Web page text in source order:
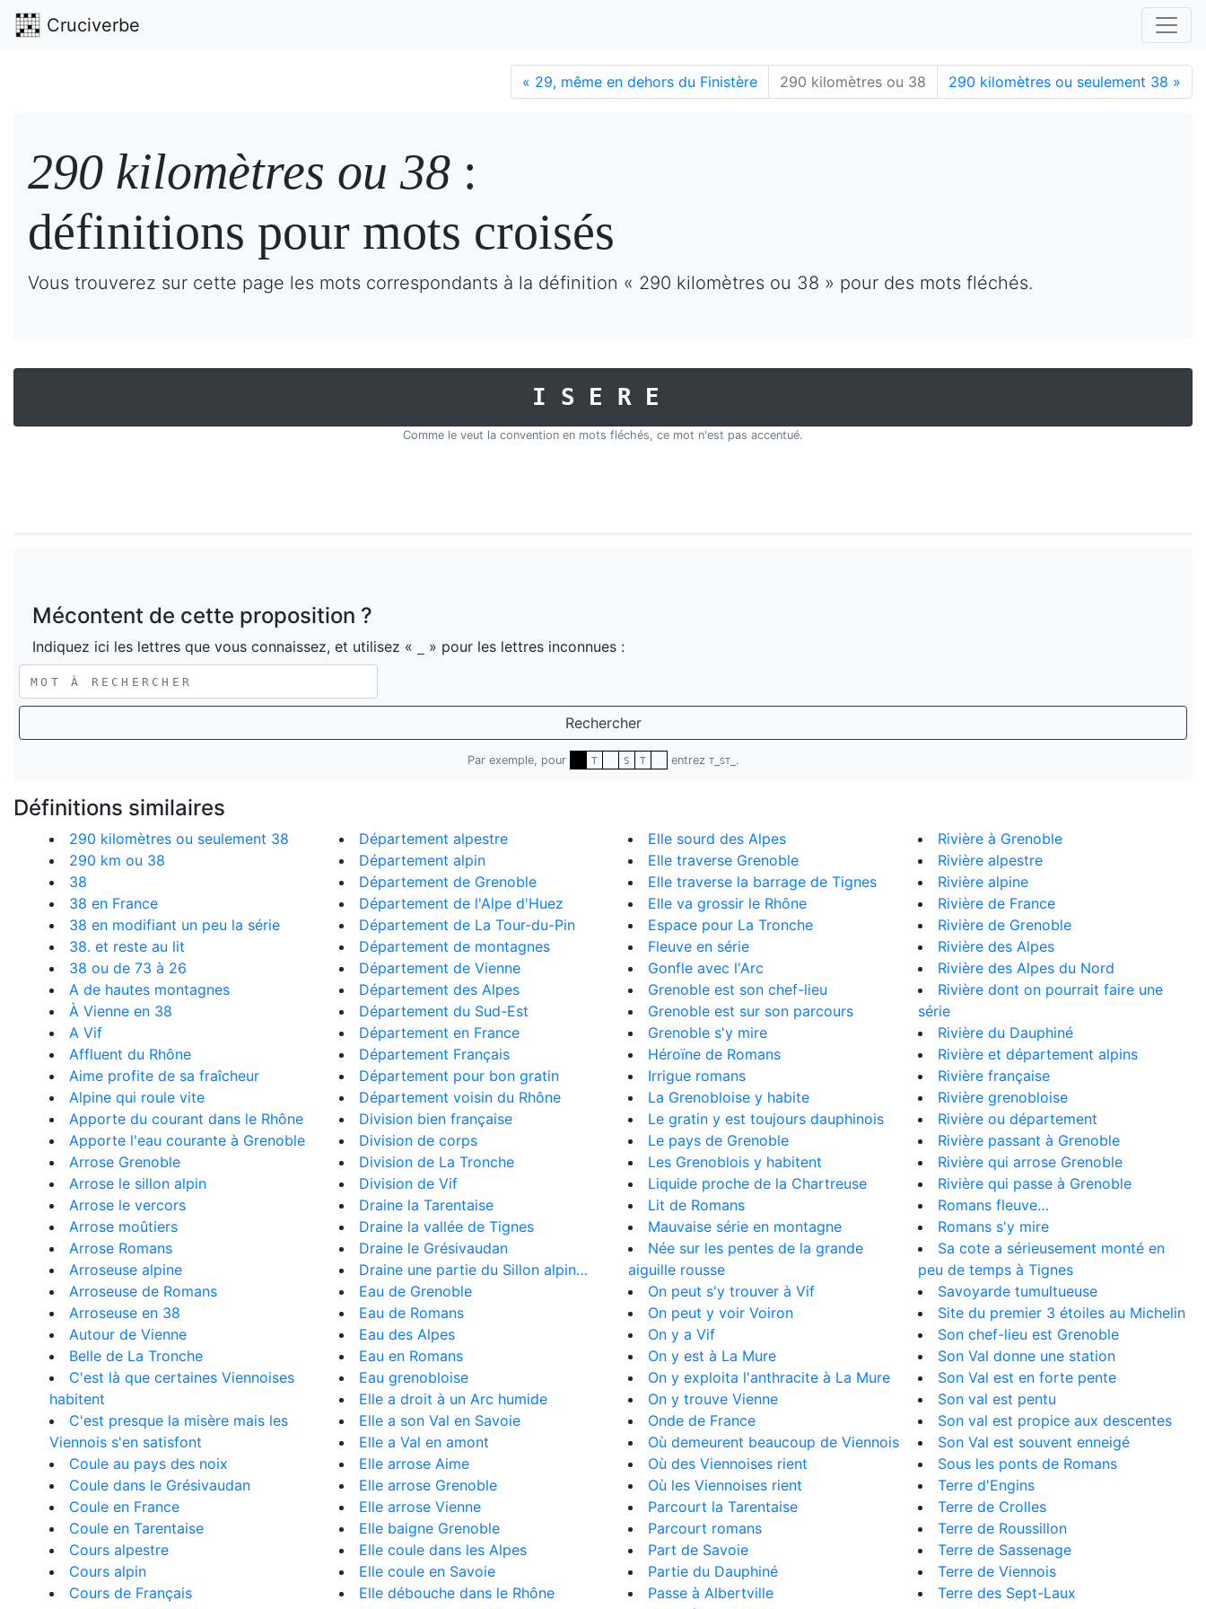
Cruciverbe
« 29, même en dehors du Finistère 290 kilomètres ou 38 290 kilomètres ou seulement 38 »
290 kilomètres ou 38 :
définitions pour mots croisés
Vous trouverez sur cette page les mots correspondants à la définition « 290 kilomètres ou 38 » pour des mots fléchés.
ISERE
Comme le veut la convention en mots fléchés, ce mot n'est pas accentué.
Mécontent de cette proposition ?
Indiquez ici les lettres que vous connaissez, et utilisez « » pour les lettres inconnues :
Rechercher
Par exemple, pour T S T entrez T_ST_ .
Définitions similaires
290 kilomètres ou seulement 38
290 km ou 38
38
38 en France
38 en modifiant un peu la série
38. et reste au lit
38 ou de 73 à 26
A de hautes montagnes
À Vienne en 38
A Vif
Affluent du Rhône
Aime profite de sa fraîcheur
Alpine qui roule vite
Apporte du courant dans le Rhône
Apporte l'eau courante à Grenoble
Arrose Grenoble
Arrose le sillon alpin
Arrose le vercors
Arrose moûtiers
Arrose Romans
Arroseuse alpine
Arroseuse de Romans
Arroseuse en 38
Autour de Vienne
Belle de La Tronche
C'est là que certaines Viennoises
habitent
C'est presque la misère mais les
Viennois s'en satisfont
Coule au pays des noix
Coule dans le Grésivaudan
Coule en France
Coule en Tarentaise
Cours alpestre
Cours alpin
Cours de Français
Département alpestre
Département alpin
Département de Grenoble
Département de l'Alpe d'Huez
Département de La Tour-du-Pin
Département de montagnes
Département de Vienne
Département des Alpes
Département du Sud-Est
Département en France
Département Français
Département pour bon gratin
Département voisin du Rhône
Division bien française
Division de corps
Division de La Tronche
Division de Vif
Draine la Tarentaise
Draine la vallée de Tignes
Draine le Grésivaudan
Draine une partie du Sillon alpin…
Eau de Grenoble
Eau de Romans
Eau des Alpes
Eau en Romans
Eau grenobloise
Elle a droit à un Arc humide
Elle a son Val en Savoie
Elle a Val en amont
Elle arrose Aime
Elle arrose Grenoble
Elle arrose Vienne
Elle baigne Grenoble
Elle coule dans les Alpes
Elle coule en Savoie
Elle débouche dans le Rhône
Elle sourd des Alpes
Elle traverse Grenoble
Elle traverse la barrage de Tignes
Elle va grossir le Rhône
Espace pour La Tronche
Fleuve en série
Gonfle avec l'Arc
Grenoble est son chef-lieu
Grenoble est sur son parcours
Grenoble s'y mire
Héroïne de Romans
Irrigue romans
La Grenobloise y habite
Le gratin y est toujours dauphinois
Le pays de Grenoble
Les Grenoblois y habitent
Liquide proche de la Chartreuse
Lit de Romans
Mauvaise série en montagne
Née sur les pentes de la grande
aiguille rousse
On peut s'y trouver à Vif
On peut y voir Voiron
On y a Vif
On y est à La Mure
On y exploita l'anthracite à La Mure
On y trouve Vienne
Onde de France
Où demeurent beaucoup de Viennois
Où des Viennoises rient
Où les Viennoises rient
Parcourt la Tarentaise
Parcourt romans
Part de Savoie
Partie du Dauphiné
Passe à Albertville
Rivière à Grenoble
Rivière alpestre
Rivière alpine
Rivière de France
Rivière de Grenoble
Rivière des Alpes
Rivière des Alpes du Nord
Rivière dont on pourrait faire une
série
Rivière du Dauphiné
Rivière et département alpins
Rivière française
Rivière grenobloise
Rivière ou département
Rivière passant à Grenoble
Rivière qui arrose Grenoble
Rivière qui passe à Grenoble
Romans fleuve…
Romans s'y mire
Sa cote a sérieusement monté en
peu de temps à Tignes
Savoyarde tumultueuse
Site du premier 3 étoiles au Michelin
Son chef-lieu est Grenoble
Son Val donne une station
Son Val est en forte pente
Son val est pentu
Son val est propice aux descentes
Son Val est souvent enneigé
Sous les ponts de Romans
Terre d'Engins
Terre de Crolles
Terre de Roussillon
Terre de Sassenage
Terre de Viennois
Terre des Sept-Laux